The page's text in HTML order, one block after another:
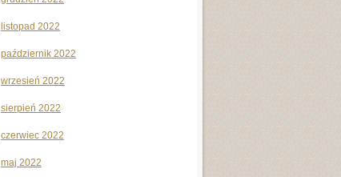
listopad 2022
październik 2022
wrzesień 2022
sierpień 2022
czerwiec 2022
maj 2022